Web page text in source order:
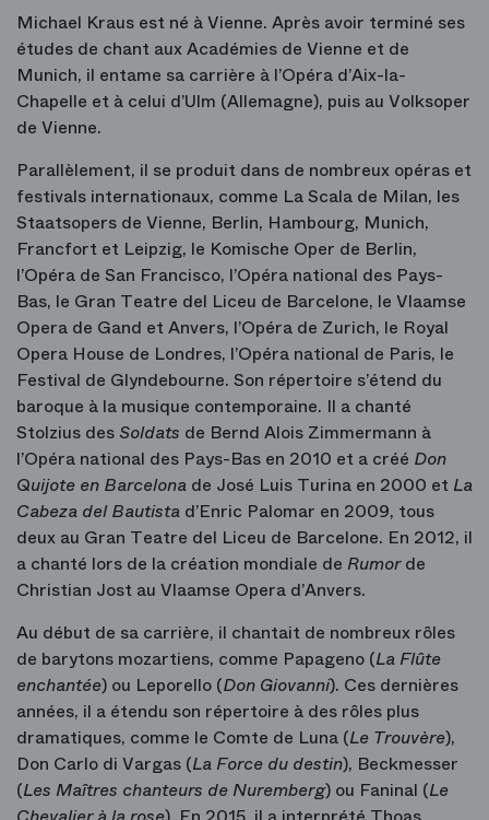
Michael Kraus est né à Vienne. Après avoir terminé ses
études de chant aux Académies de Vienne et de
Munich, il entame sa carrière à l’Opéra d’Aix-la-
Chapelle et à celui d’Ulm (Allemagne), puis au Volksoper
de Vienne.
Parallèlement, il se produit dans de nombreux opéras et
festivals internationaux, comme La Scala de Milan, les
Staatsopers de Vienne, Berlin, Hambourg, Munich,
Francfort et Leipzig, le Komische Oper de Berlin,
l’Opéra de San Francisco, l’Opéra national des Pays-
Bas, le Gran Teatre del Liceu de Barcelone, le Vlaamse
Opera de Gand et Anvers, l’Opéra de Zurich, le Royal
Opera House de Londres, l’Opéra national de Paris, le
Festival de Glyndebourne. Son répertoire s’étend du
baroque à la musique contemporaine. Il a chanté
Stolzius des Soldats de Bernd Alois Zimmermann à
l’Opéra national des Pays-Bas en 2010 et a créé Don
Quijote en Barcelona de José Luis Turina en 2000 et La
Cabeza del Bautista d’Enric Palomar en 2009, tous
deux au Gran Teatre del Liceu de Barcelone. En 2012, il
a chanté lors de la création mondiale de Rumorde
Christian Jost au Vlaamse Opera d’Anvers.
Au début de sa carrière, il chantait de nombreux rôles
de barytons mozartiens, comme Papageno (La Flûte
enchantée) ou Leporello (Don Giovanni). Ces dernières
années, il a étendu son répertoire à des rôles plus
dramatiques, comme le Comte de Luna (Le Trouvère),
Don Carlo di Vargas (La Force du destin), Beckmesser
(Les Maîtres chanteurs de Nuremberg) ou Faninal (Le